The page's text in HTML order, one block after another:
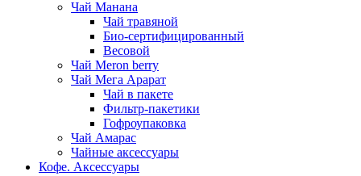
Чай Манана
Чай травяной
Био-сертифицированный
Весовой
Чай Meron berry
Чай Мега Арарат
Чай в пакете
Фильтр-пакетики
Гофроупаковка
Чай Амарас
Чайные аксессуары
Кофе. Аксессуары